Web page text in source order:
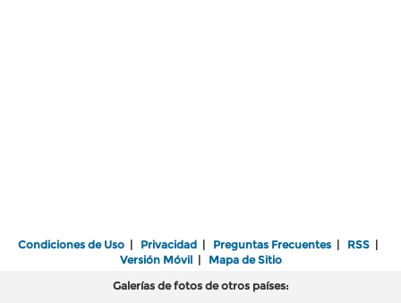
Condiciones de Uso | Privacidad | Preguntas Frecuentes | RSS |
Versión Móvil| Mapa de Sitio
Galerías de fotos de otros países: